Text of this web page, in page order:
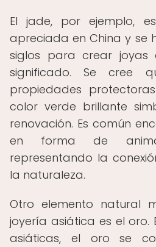
El jade, por ejemplo,
apreciada en China y se
siglos para crear
significado. Se cree
propiedades
color verde brillante
renovación. Es común
en forma de
representando la
la naturaleza.
Otro elemento natural
joyería asiática es el oro.
asiáticas, el oro se